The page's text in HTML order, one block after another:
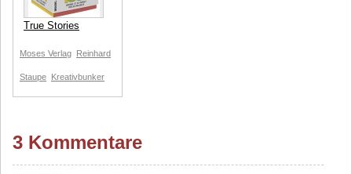
True Stories
Moses Verlag Reinhard
Staupe Kreativbunker
3 Kommentare